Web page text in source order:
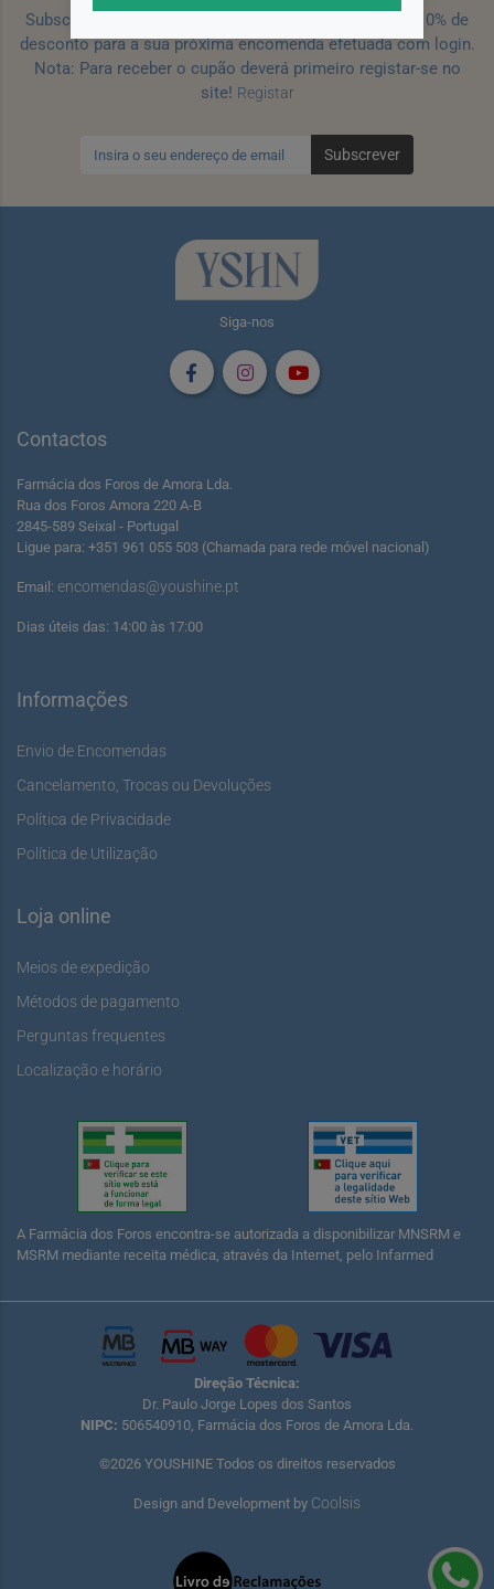
Subscreva a nossa newsletter e receba um cupão de 10% de
desconto para a sua próxima encomenda efetuada com login.
Nota: Para receber o cupão deverá primeiro registar-se no
site! Registar
Subscrever
Siga-nos
Contactos
Farmácia dos Foros de Amora Lda.
Rua dos Foros Amora 220 A-B
2845-589 Seixal - Portugal
Ligue para: +351 961 055 503 (Chamada para rede móvel nacional)
Email: encomendas@youshine.pt
Dias úteis das: 14:00 às 17:00
Informações
Envio de Encomendas
Cancelamento, Trocas ou Devoluções
Política de Privacidade
Política de Utilização
Loja online
Meios de expedição
Métodos de pagamento
Perguntas frequentes
Localização e horário
A Farmácia dos Foros encontra-se autorizada a disponibilizar MNSRM e
MSRM mediante receita médica, através da Internet, pelo Infarmed
Direção Técnica:
Dr. Paulo Jorge Lopes dos Santos
NIPC: 506540910, Farmácia dos Foros de Amora Lda.
©2026 YOUSHINE Todos os direitos reservados
Design and Development by Coolsis